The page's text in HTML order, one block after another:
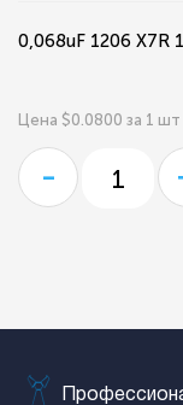
0,068uF 1206 X7R
Цена $0.0800 за 1 шт
-